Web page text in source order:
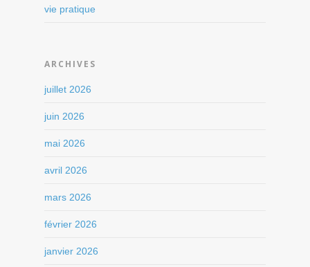
vie pratique
ARCHIVES
juillet 2026
juin 2026
mai 2026
avril 2026
mars 2026
février 2026
janvier 2026